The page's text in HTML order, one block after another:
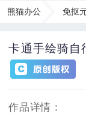
熊猫办公 免抠
卡通手绘骑自
作品详情：